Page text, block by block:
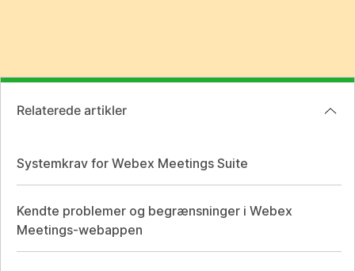
Relaterede artikler
Systemkrav for Webex Meetings Suite
Kendte problemer og begrænsninger i Webex
Meetings-webappen